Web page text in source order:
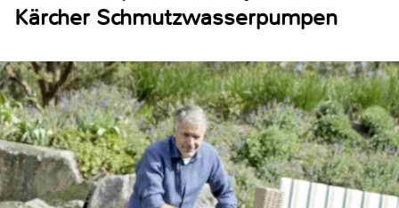
Kärcher Schmutzwasserpumpen